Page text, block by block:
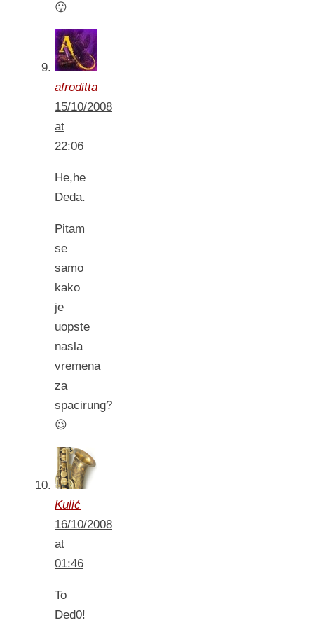
😛
afroditta
15/10/2008
at
22:06
He,he
Deda.
Pitam
se
samo
kako
je
uopste
nasla
vremena
za
spacirung?
😉
Kulić
16/10/2008
at
01:46
To
Ded0!